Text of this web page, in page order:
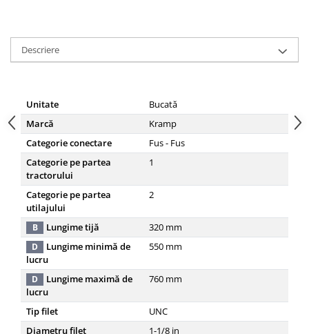
Descriere
Unitate
Bucată
Marcă
Kramp
Categorie conectare
Fus - Fus
Categorie pe partea
tractorului
1
Categorie pe partea
utilajului
2
B Lungime tijă 320 mm
D
Lungime minimă de
lucru
550 mm
D
Lungime maximă de
lucru
760 mm
Tip filet
UNC
Diametru filet
1-1/8 in